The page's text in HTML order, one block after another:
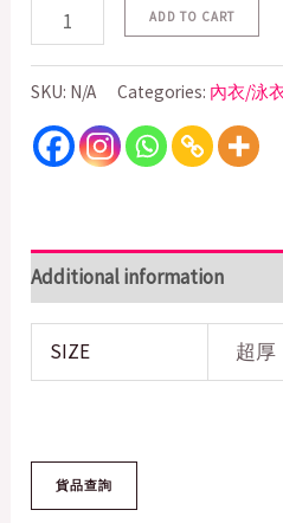
ADD TO CART
SKU: N/A Categories: 內衣/泳
Additional information
SIZE 超厚